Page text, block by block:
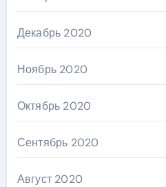
Декабрь 2020
Ноябрь 2020
Октябрь 2020
Сентябрь 2020
Август 2020